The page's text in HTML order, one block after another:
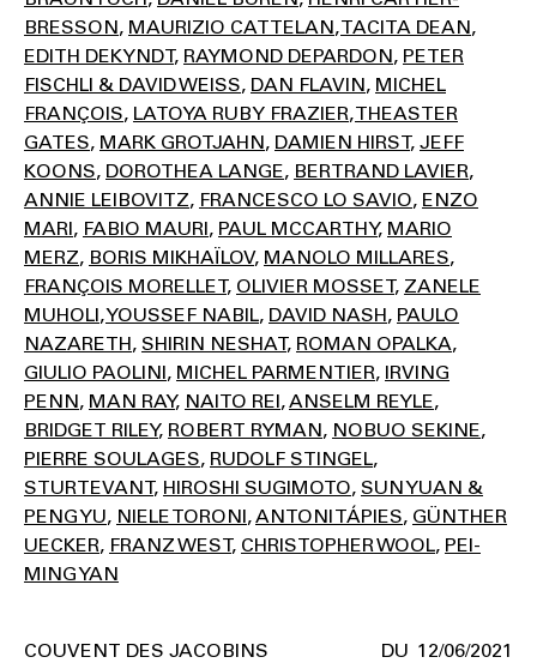
BRESSON MAURIZIO CATTELAN TACITA DEAN
EDITH DEKYNDT RAYMOND DEPARDON PETER
FISCHLI & DAVID WEISS DAN FLAVIN MICHEL
FRANÇOIS LATOYA RUBY FRAZIER THEASTER
GATES MARK GROTJAHN DAMIEN HIRST JEFF
KOONS DOROTHEA LANGE BERTRAND LAVIER
ANNIE LEIBOVITZ FRANCESCO LO SAVIO ENZO
MARI FABIO MAURI PAUL MCCARTHY MARIO
MERZ BORIS MIKHAÏLOV MANOLO MILLARES
FRANÇOIS MORELLET OLIVIER MOSSET ZANELE
MUHOLI YOUSSEF NABIL DAVID NASH PAULO
NAZARETH SHIRIN NESHAT ROMAN OPALKA
GIULIO PAOLINI MICHEL PARMENTIER IRVING
PENN MAN RAY NAITO REI ANSELM REYLE
BRIDGET RILEY ROBERT RYMAN NOBUO SEKINE
PIERRE SOULAGES RUDOLF STINGEL
STURTEVANT HIROSHI SUGIMOTO SUN YUAN &
PENG YU NIELE TORONI ANTONI TÁPIES GÜNTHER
UECKER FRANZ WEST CHRISTOPHER WOOL PEI-
MING YAN
12/06/2021
COUVENT DES JACOBINS